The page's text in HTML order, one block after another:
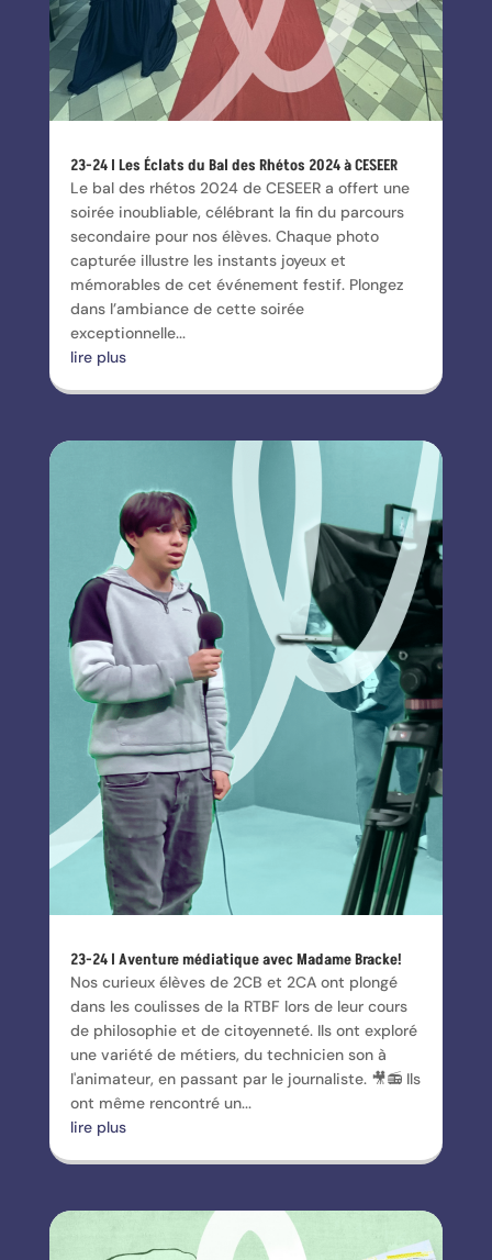
23-24 I Les Éclats du Bal des Rhétos 2024 à CESEER
Le bal des rhétos 2024 de CESEER a offert une
soirée inoubliable, célébrant la fin du parcours
secondaire pour nos élèves. Chaque photo
capturée illustre les instants joyeux et
mémorables de cet événement festif. Plongez
dans l’ambiance de cette soirée
exceptionnelle...
lire plus
23-24 l Aventure médiatique avec Madame Bracke!
Nos curieux élèves de 2CB et 2CA ont plongé
dans les coulisses de la RTBF lors de leur cours
de philosophie et de citoyenneté. Ils ont exploré
une variété de métiers, du technicien son à
l'animateur, en passant par le journaliste. 🎥📻 Ils
ont même rencontré un...
lire plus